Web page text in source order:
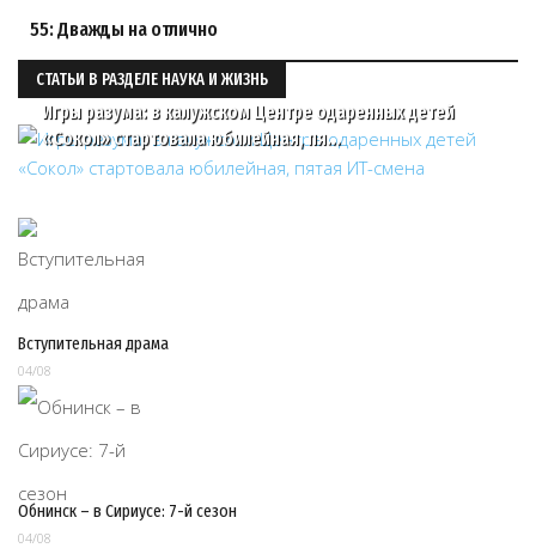
55: Дважды на отлично
СТАТЬИ В РАЗДЕЛЕ НАУКА И ЖИЗНЬ
Игры разума: в калужском Центре одаренных детей
«Сокол» стартовала юбилейная, пя…
Вступительная драма
04/08
Обнинск – в Сириусе: 7-й сезон
04/08